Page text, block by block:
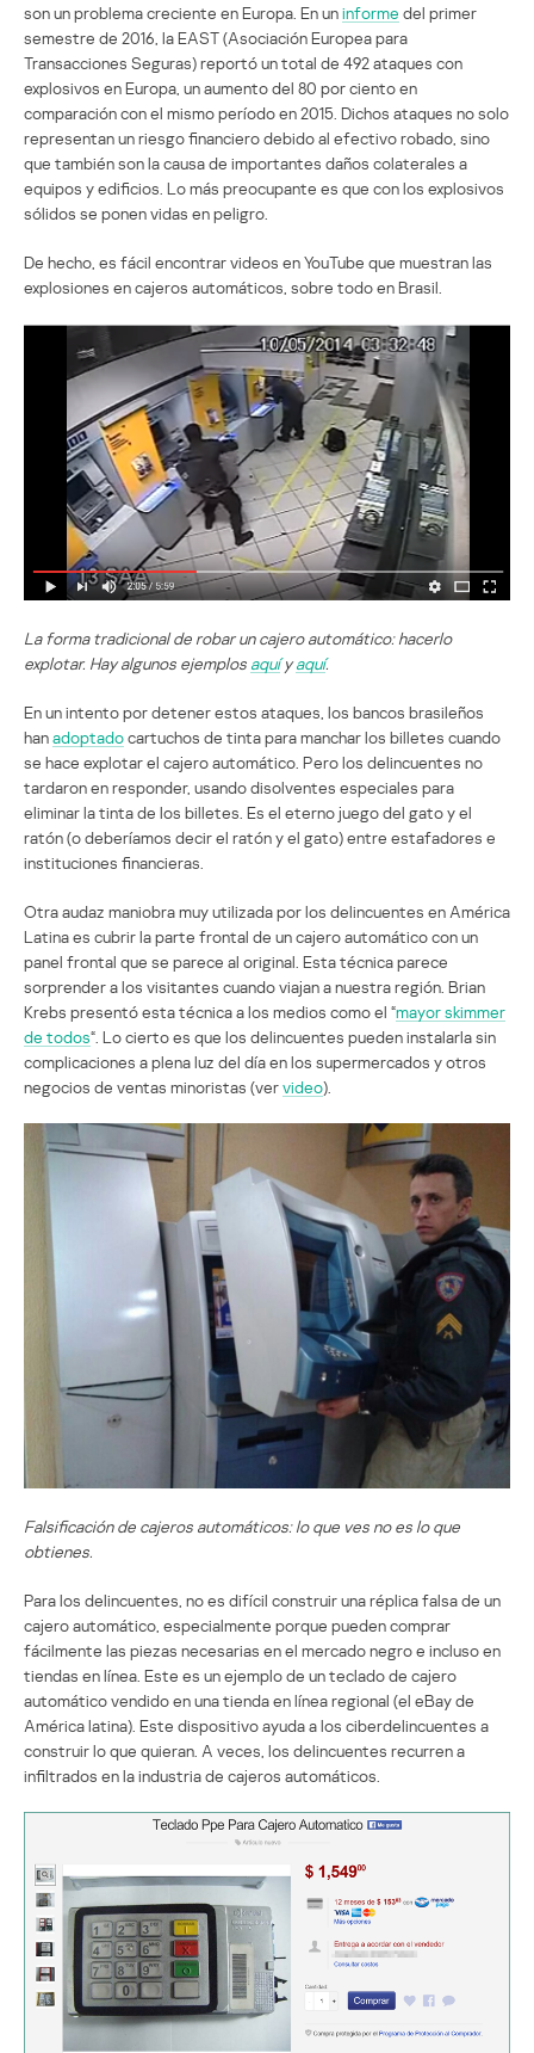
son un problema creciente en Europa. En uninforme del primer
semestre de 2016, la EAST (Asociación Europea para
Transacciones Seguras) reportó un total de 492 ataques con
explosivos en Europa, un aumento del 80 por ciento en
comparación con el mismo período en 2015. Dichos ataques no solo
representan un riesgo financiero debido al efectivo robado, sino
que también son la causa de importantes daños colaterales a
equipos y edificios. Lo más preocupante es que con los explosivos
sólidos se ponen vidas en peligro.
De hecho, es fácil encontrar videos en YouTube que muestran las
explosiones en cajeros automáticos, sobre todo en Brasil.
La forma tradicional de robar un cajero automático: hacerlo
explotar. Hay algunos ejemplos aquíyaquí.
En un intento por detener estos ataques, los bancos brasileños
hanadoptadocartuchos de tinta para manchar los billetes cuando
se hace explotar el cajero automático. Pero los delincuentes no
tardaron en responder, usando disolventes especiales para
eliminar la tinta de los billetes. Es el eterno juego del gato y el
ratón (o deberíamos decir el ratón y el gato) entre estafadores e
instituciones financieras.
Otra audaz maniobra muy utilizada por los delincuentes en América
Latina es cubrir la parte frontal de un cajero automático con un
panel frontal que se parece al original. Esta técnica parece
sorprender a los visitantes cuando viajan a nuestra región. Brian
Krebs presentó esta técnica a los medios como el “mayor skimmer
de todos“. Lo cierto es que los delincuentes pueden instalarla sin
complicaciones a plena luz del día en los supermercados y otros
negocios de ventas minoristas (vervideo).
Falsificación de cajeros automáticos: lo que ves no es lo que
obtienes.
Para los delincuentes, no es difícil construir una réplica falsa de un
cajero automático, especialmente porque pueden comprar
fácilmente las piezas necesarias en el mercado negro e incluso en
tiendas en línea. Este es un ejemplo de un teclado de cajero
automático vendido en una tienda en línea regional (el eBay de
América latina). Este dispositivo ayuda a los ciberdelincuentes a
construir lo que quieran. A veces, los delincuentes recurren a
infiltrados en la industria de cajeros automáticos.